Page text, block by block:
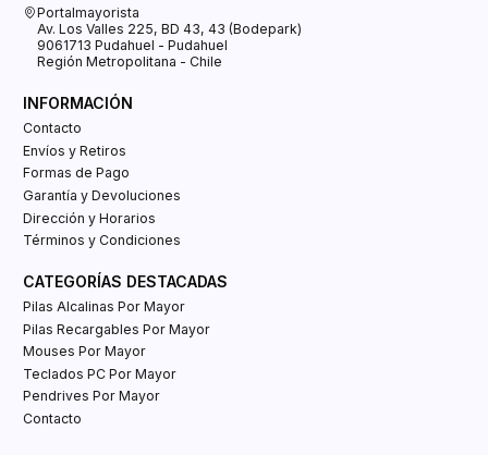
Portalmayorista
Av. Los Valles 225, BD 43, 43 (Bodepark)
9061713 Pudahuel - Pudahuel
Región Metropolitana - Chile
INFORMACIÓN
Contacto
Envíos y Retiros
Formas de Pago
Garantía y Devoluciones
Dirección y Horarios
Términos y Condiciones
CATEGORÍAS DESTACADAS
Pilas Alcalinas Por Mayor
Pilas Recargables Por Mayor
Mouses Por Mayor
Teclados PC Por Mayor
Pendrives Por Mayor
Contacto